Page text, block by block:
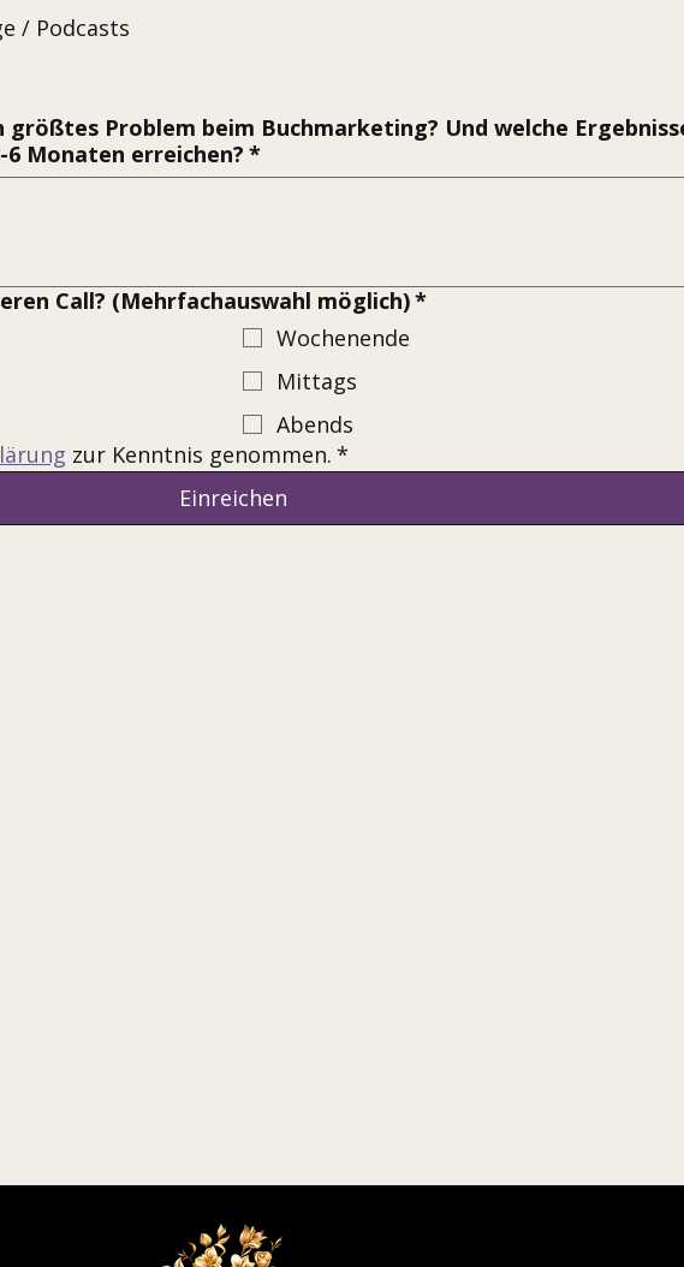
/ Podcasts
größtes Problem beim Buchmarketing? Und welche
Monaten erreichen? *
Call? (Mehrfachauswahl möglich)*
Wochenende
Mittags
Abends
zur Kenntnis genommen. *
Einreichen